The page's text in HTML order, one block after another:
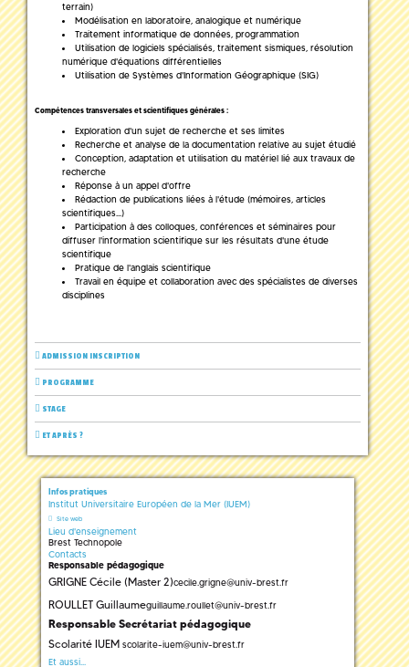
terrain)
Modélisation en laboratoire, analogique et numérique
Traitement informatique de données, programmation
Utilisation de logiciels spécialisés, traitement sismiques, résolution
numérique d'équations différentielles
Utilisation de Systèmes d'Information Géographique (SIG)
Compétences transversales et scientifiques générales :
Exploration d'un sujet de recherche et ses limites
Recherche et analyse de la documentation relative au sujet étudié
Conception, adaptation et utilisation du matériel lié aux travaux de
recherche
Réponse à un appel d'offre
Rédaction de publications liées à l'étude (mémoires, articles
scientifiques...)
Participation à des colloques, conférences et séminaires pour
diffuser l'information scientifique sur les résultats d'une étude
scientifique
Pratique de l'anglais scientifique
Travail en équipe et collaboration avec des spécialistes de diverses
disciplines
ADMISSION INSCRIPTION
PROGRAMME
STAGE
ET APRÈS ?
Infos pratiques
Institut Universitaire Européen de la Mer (IUEM)
Site web
Lieu d'enseignement
Brest Technopole
Contacts
Responsable pédagogique
GRIGNE Cécile (Master 2)cecile.grigne@univ-brest.fr
ROULLET Guillaumeguillaume.roullet@univ-brest.fr
Responsable Secrétariat pédagogique
Scolarité IUEM scolarite-iuem@univ-brest.fr
Et aussi...